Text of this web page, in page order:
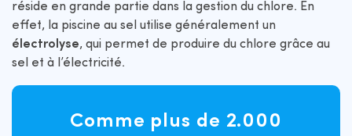
réside en grande partie dans la gestion du chlore. En
effet, la piscine au sel utilise généralement un
électrolyse, qui permet de produire du chlore grâce au
sel et à l’électricité.
Comme plus de 2.000